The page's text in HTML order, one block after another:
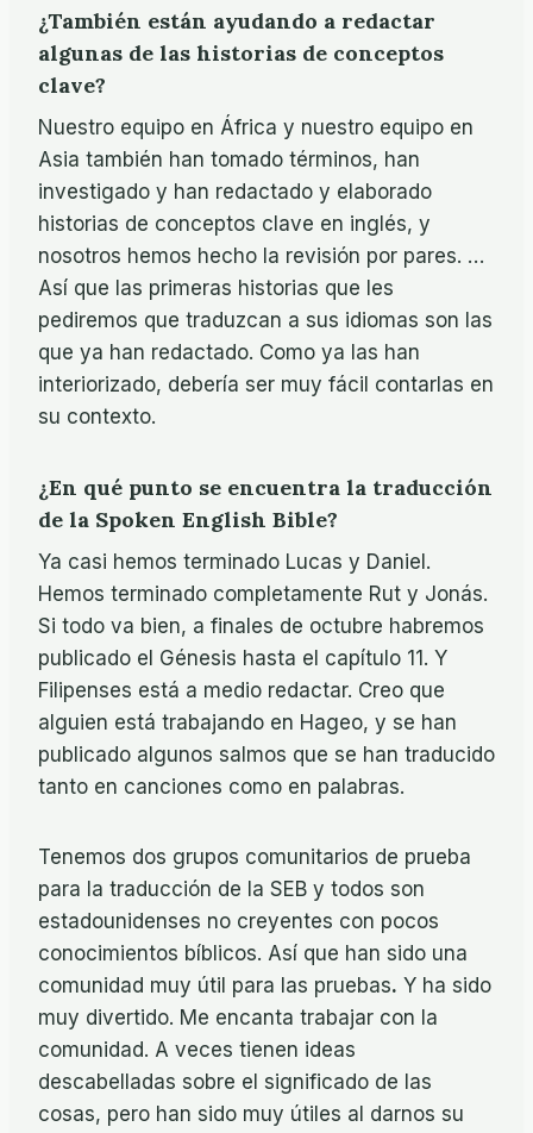
¿También están ayudando a redactar
algunas de las historias de conceptos
clave?
Nuestro equipo en África y nuestro equipo en
Asia también han tomado términos, han
investigado y han redactado y elaborado
historias de conceptos clave en inglés, y
nosotros hemos hecho la revisión por pares. …
Así que las primeras historias que les
pediremos que traduzcan a sus idiomas son las
que ya han redactado. Como ya las han
interiorizado, debería ser muy fácil contarlas en
su contexto.
¿En qué punto se encuentra la traducción
de la Spoken English Bible?
Ya casi hemos terminado Lucas y Daniel.
Hemos terminado completamente Rut y Jonás.
Si todo va bien, a finales de octubre habremos
publicado el Génesis hasta el capítulo 11. Y
Filipenses está a medio redactar. Creo que
alguien está trabajando en Hageo, y se han
publicado algunos salmos que se han traducido
tanto en canciones como en palabras.
Tenemos dos grupos comunitarios de prueba
para la traducción de la SEB y todos son
estadounidenses no creyentes con pocos
conocimientos bíblicos. Así que han sido una
comunidad muy útil para las pruebas. Y ha sido
muy divertido. Me encanta trabajar con la
comunidad. A veces tienen ideas
descabelladas sobre el significado de las
cosas, pero han sido muy útiles al darnos su